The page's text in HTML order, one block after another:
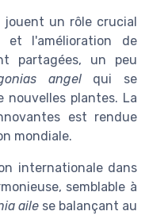
un rôle crucial
l'amélioration de
partagées, un peu
angelqui se
plantes. La
est rendue
mondiale.
internationale dans
semblable à
aile se balançant au